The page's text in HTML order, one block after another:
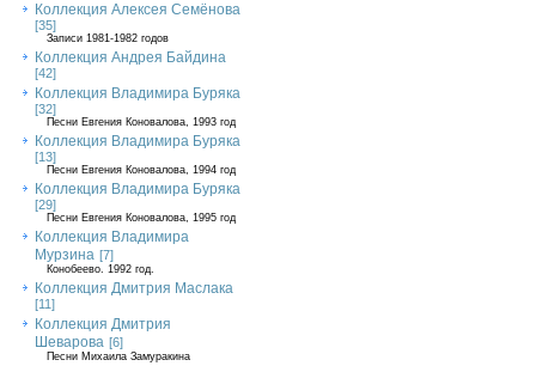
Коллекция Алексея Семёнова
[35]
Записи 1981-1982 годов
Коллекция Андрея Байдина
[42]
Коллекция Владимира Буряка
[32]
Песни Евгения Коновалова, 1993 год
Коллекция Владимира Буряка
[13]
Песни Евгения Коновалова, 1994 год
Коллекция Владимира Буряка
[29]
Песни Евгения Коновалова, 1995 год
Коллекция Владимира
Мурзина [7]
Конобеево. 1992 год.
Коллекция Дмитрия Маслака
[11]
Коллекция Дмитрия
Шеварова [6]
Песни Михаила Замуракина